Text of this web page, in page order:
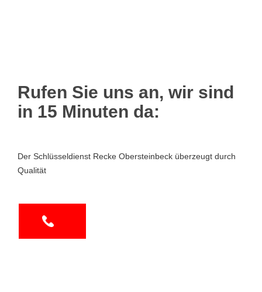
Rufen Sie uns an, wir sind
in 15 Minuten da:
Der Schlüsseldienst Recke Obersteinbeck überzeugt durch
Qualität